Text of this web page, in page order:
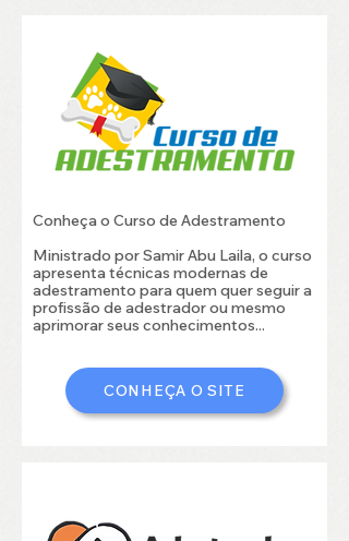
Conheça o Curso de Adestramento
Ministrado por Samir Abu Laila, o curso
apresenta técnicas modernas de
adestramento para quem quer seguir a
profissão de adestrador ou mesmo
aprimorar seus conhecimentos...
CONHEÇA O SITE